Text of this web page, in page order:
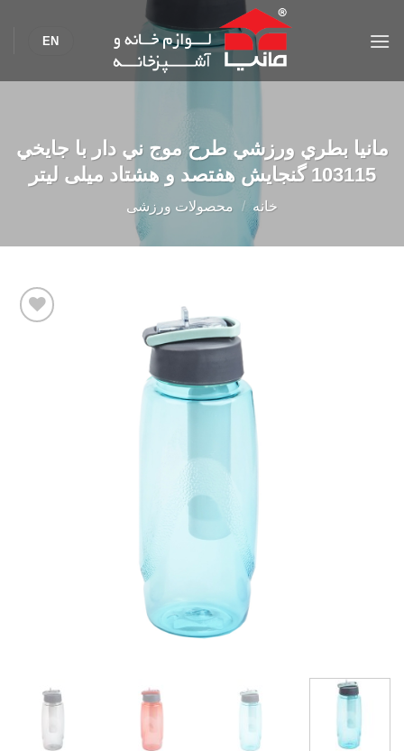
EN
مانیا بطري ورزشي طرح موج ني دار با جايخي
103115 گنجایش هفتصد و هشتاد میلی لیتر
خانه / محصولات ورزشی